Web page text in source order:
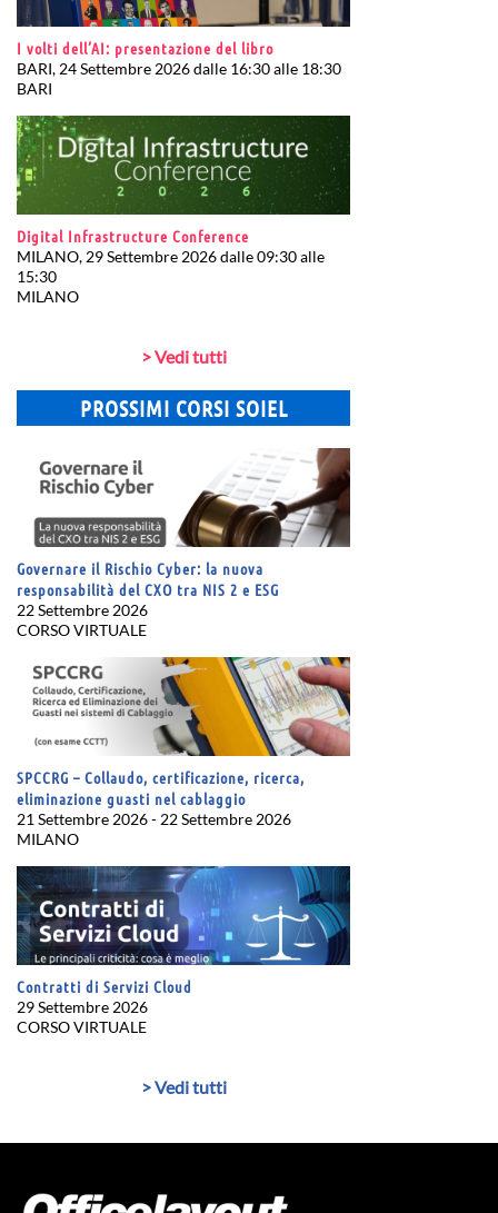
I volti dell’AI: presentazione del libro
BARI, 24 Settembre 2026 dalle 16:30 alle 18:30
BARI
Digital Infrastructure Conference
MILANO, 29 Settembre 2026 dalle 09:30 alle
15:30
MILANO
> Vedi tutti
PROSSIMI CORSI SOIEL
Governare il Rischio Cyber: la nuova
responsabilità del CXO tra NIS 2 e ESG
22 Settembre 2026
CORSO VIRTUALE
SPCCRG – Collaudo, certificazione, ricerca,
eliminazione guasti nel cablaggio
21 Settembre 2026 - 22 Settembre 2026
MILANO
Contratti di Servizi Cloud
29 Settembre 2026
CORSO VIRTUALE
> Vedi tutti